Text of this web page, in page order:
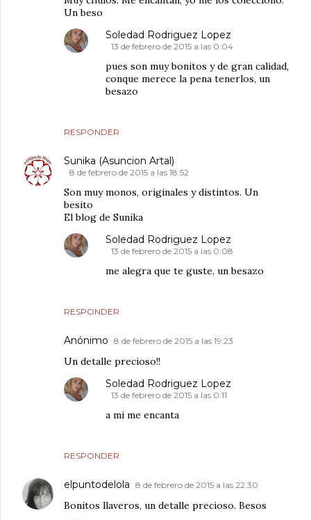
Un beso
RESPONDER
Soledad Rodriguez Lopez
13 de febrero de 2015 a las 0:04
pues son muy bonitos y de gran calidad,
conque merece la pena tenerlos, un
besazo
Sunika (Asuncion Artal)
8 de febrero de 2015 a las 18:52
Son muy monos, originales y distintos. Un
besito
El blog de Sunika
RESPONDER
Soledad Rodriguez Lopez
13 de febrero de 2015 a las 0:08
me alegra que te guste, un besazo
Anónimo 8 de febrero de 2015 a las 19:23
Un detalle precioso!!
RESPONDER
Soledad Rodriguez Lopez
13 de febrero de 2015 a las 0:11
a mi me encanta
elpuntodelola 8 de febrero de 2015 a las 22:30
Bonitos llaveros, un detalle precioso. Besos